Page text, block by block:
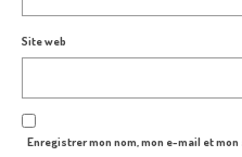
Site web
Enregistrer mon nom, mon e-mail et